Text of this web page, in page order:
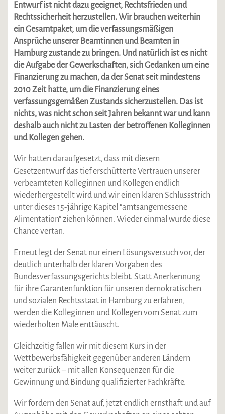
Entwurf ist nicht dazu geeignet, Rechtsfrieden und
Rechtssicherheit herzustellen. Wir brauchen weiterhin
ein Gesamtpaket, um die verfassungsmäßigen
Ansprüche unserer Beamtinnen und Beamten in
Hamburg zustande zu bringen. Und natürlich ist es nicht
die Aufgabe der Gewerkschaften, sich Gedanken um eine
Finanzierung zu machen, da der Senat seit mindestens
2010 Zeit hatte, um die Finanzierung eines
verfassungsgemäßen Zustands sicherzustellen. Das ist
nichts, was nicht schon seit Jahren bekannt war und kann
deshalb auch nicht zu Lasten der betroffenen Kolleginnen
und Kollegen gehen.
Wir hatten daraufgesetzt, dass mit diesem
Gesetzentwurf das tief erschütterte Vertrauen unserer
verbeamteten Kolleginnen und Kollegen endlich
wiederhergestellt wird und wir einen klaren Schlussstrich
unter dieses 15-jährige Kapitel “amtsangemessene
Alimentation” ziehen können. Wieder einmal wurde diese
Chance vertan.
Erneut legt der Senat nur einen Lösungsversuch vor, der
deutlich unterhalb der klaren Vorgaben des
Bundesverfassungsgerichts bleibt. Statt Anerkennung
für ihre Garantenfunktion für unseren demokratischen
und sozialen Rechtsstaat in Hamburg zu erfahren,
werden die Kolleginnen und Kollegen vom Senat zum
wiederholten Male enttäuscht.
Gleichzeitig fallen wir mit diesem Kurs in der
Wettbewerbsfähigkeit gegenüber anderen Ländern
weiter zurück – mit allen Konsequenzen für die
Gewinnung und Bindung qualifizierter Fachkräfte.
Wir fordern den Senat auf, jetzt endlich ernsthaft und auf